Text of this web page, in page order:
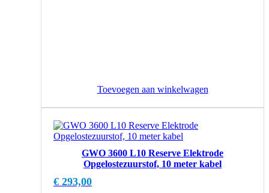
Toevoegen aan winkelwagen
GWO 3600 L10 Reserve Elektrode
Opgelostezuurstof, 10 meter kabel
€ 293,00